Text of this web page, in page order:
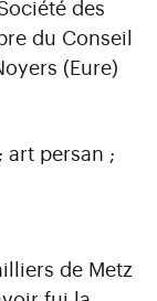
des
du Conseil
(Eure)
art persan ;
de Metz